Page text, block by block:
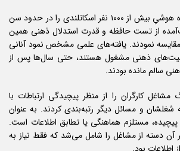
محققان نتایج تست بهره هوشیِ بیش از ۱۰۰۰ نفر اسکاتلندی را در حدود سن
از تست حافظه و قدرت استدلال ذهنی همین
۷۰ سالگی مقایسه نمودند. یافته‌های علمی مشخص نمود آنانی
ذهنی مشغول هستند، حتی سال‌ها پس از
سالم مانده بودند.
مشاغل کارگران را از منظر پیچیدگی ارتباطات با
شغلشان و مسائل دیگر رتبه‌بندی کردند. به عنوان
پیچیده، مستلزم هماهنگی یا تطابق اطلاعات است.
آن دسته از مشاغل را شامل می‌شد که فقط نیاز به